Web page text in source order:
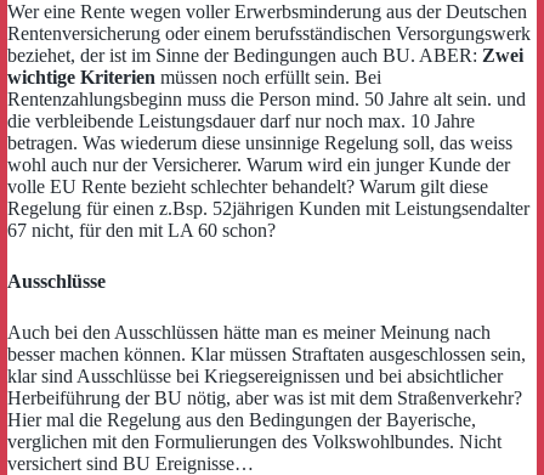
Wer eine Rente wegen voller Erwerbsminderung aus der Deutschen
Rentenversicherung oder einem berufsständischen Versorgungswerk
beziehet, der ist im Sinne der Bedingungen auch BU. ABER: Zwei
wichtige Kriterien müssen noch erfüllt sein. Bei
Rentenzahlungsbeginn muss die Person mind. 50 Jahre alt sein. und
die verbleibende Leistungsdauer darf nur noch max. 10 Jahre
betragen. Was wiederum diese unsinnige Regelung soll, das weiss
wohl auch nur der Versicherer. Warum wird ein junger Kunde der
volle EU Rente bezieht schlechter behandelt? Warum gilt diese
Regelung für einen z.Bsp. 52jährigen Kunden mit Leistungsendalter
67 nicht, für den mit LA 60 schon?
Ausschlüsse
Auch bei den Ausschlüssen hätte man es meiner Meinung nach
besser machen können. Klar müssen Straftaten ausgeschlossen sein,
klar sind Ausschlüsse bei Kriegsereignissen und bei absichtlicher
Herbeiführung der BU nötig, aber was ist mit dem Straßenverkehr?
Hier mal die Regelung aus den Bedingungen der Bayerische,
verglichen mit den Formulierungen des Volkswohlbundes. Nicht
versichert sind BU Ereignisse…